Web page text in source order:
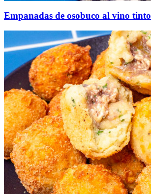
Empanadas de osobuco al vino tinto